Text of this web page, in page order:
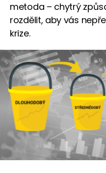
metoda – chytrý
rozdělit, aby vás
krize.